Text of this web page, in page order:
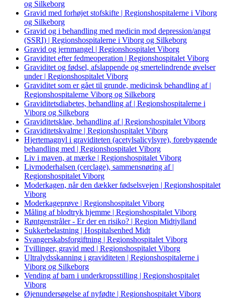
og Silkeborg
Gravid med forhøjet stofskifte | Regionshospitalerne i Viborg
og Silkeborg
Gravid og i behandling med medicin mod depression/angst
(SSRI) | Regionshospitalerne i Viborg og Silkeborg
Gravid og jernmangel | Regionshospitalet Viborg
Graviditet efter fedmeoperation | Regionshospitalet Viborg
Graviditet og fødsel, afslappende og smertelindrende øvelser
under | Regionshospitalet Viborg
Graviditet som er gået til grunde, medicinsk behandling af |
Regionshospitalerne Viborg og Silkeborg
Graviditetsdiabetes, behandling af | Regionshospitalerne i
Viborg og Silkeborg
Graviditetskløe, behandling af | Regionshospitalet Viborg
Graviditetskvalme | Regionshospitalet Viborg
Hjertemagnyl i graviditeten (acetylsalicylsyre), forebyggende
behandling med | Regionshospitalet Viborg
Liv i maven, at mærke | Regionshospitalet Viborg
Livmoderhalsen (cerclage), sammensnøring af |
Regionshospitalet Viborg
Moderkagen, når den dækker fødselsvejen | Regionshospitalet
Viborg
Moderkageprøve | Regionshospitalet Viborg
Måling af blodtryk hjemme | Regionshospitalet Viborg
Røntgenstråler - Er der en risiko? | Region Midtjylland
Sukkerbelastning | Hospitalsenhed Midt
Svangerskabsforgiftning | Regionshospitalet Viborg
Tvillinger, gravid med | Regionshospitalet Viborg
Ultralydsskanning i graviditeten | Regionshospitalerne i
Viborg og Silkeborg
Vending af barn i underkropsstilling | Regionshospitalet
Viborg
Øjenundersøgelse af nyfødte | Regionshospitalet Viborg